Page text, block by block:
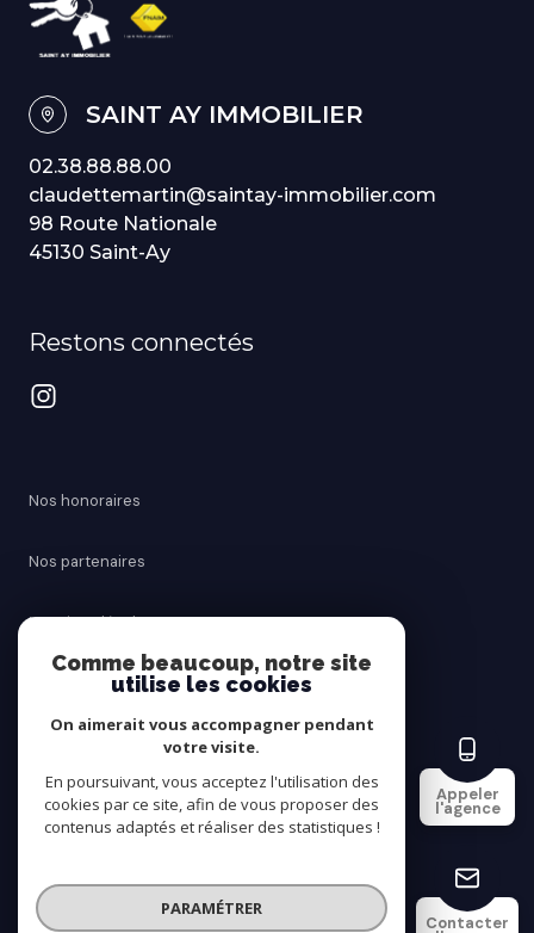
Appeler
l'agence
Contacter
SAINT AY IMMOBILIER
02.38.88.88.00
claudettemartin@saintay-immobilier.com
98 Route Nationale
45130 Saint-Ay
Restons connectés
Nos honoraires
Nos partenaires
Mentions légales
Cookies
© 2026 | Tous droits réservés
Comme beaucoup, notre site
utilise les cookies
On aimerait vous accompagner pendant
votre visite.
En poursuivant, vous acceptez l'utilisation des
cookies par ce site, afin de vous proposer des
contenus adaptés et réaliser des statistiques !
PARAMÉTRER